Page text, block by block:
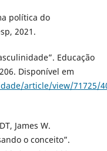
política do
2021.
Educação
Disponível em
article/view/71725/
James W.
o conceito”.